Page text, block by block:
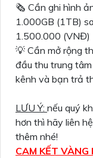
🗞 Cần ghi hình
1.000GB (1TB)
1.500.000 (VNĐ)
💡 Cần mở rộng
đầu thu trung
kênh và bạn trả
LƯU Ý: nếu quý
hơn thì hãy liên
thêm nhé!
CAM KẾT